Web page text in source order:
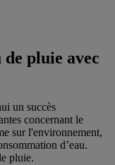
pluie avec
un succès
concernant le
sur l'environnement,
d’eau.
pluie.